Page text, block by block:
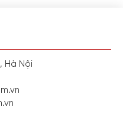
Hà Nội